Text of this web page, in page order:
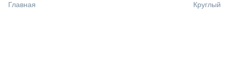
Главная Круглый